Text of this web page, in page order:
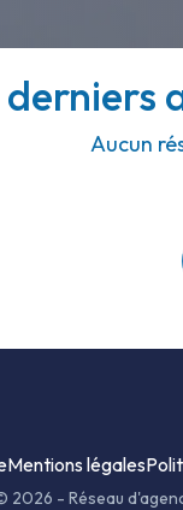
derniers
Aucun
Mentions légales
2026 - Réseau